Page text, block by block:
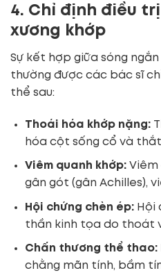
4. Chỉ định điều
xương khớp
Sự kết hợp giữa sóng
thường được các bác sĩ
thể sau:
Thoái hóa khớp nặng:
hóa cột sống cổ và thắt
Viêm quanh khớp:Viêm
gân gót (gân Achilles),
Hội chứng chèn ép:Hội
thần kinh tọa do thoát
Chấn thương thể thao:
chằng mãn tính, bầm